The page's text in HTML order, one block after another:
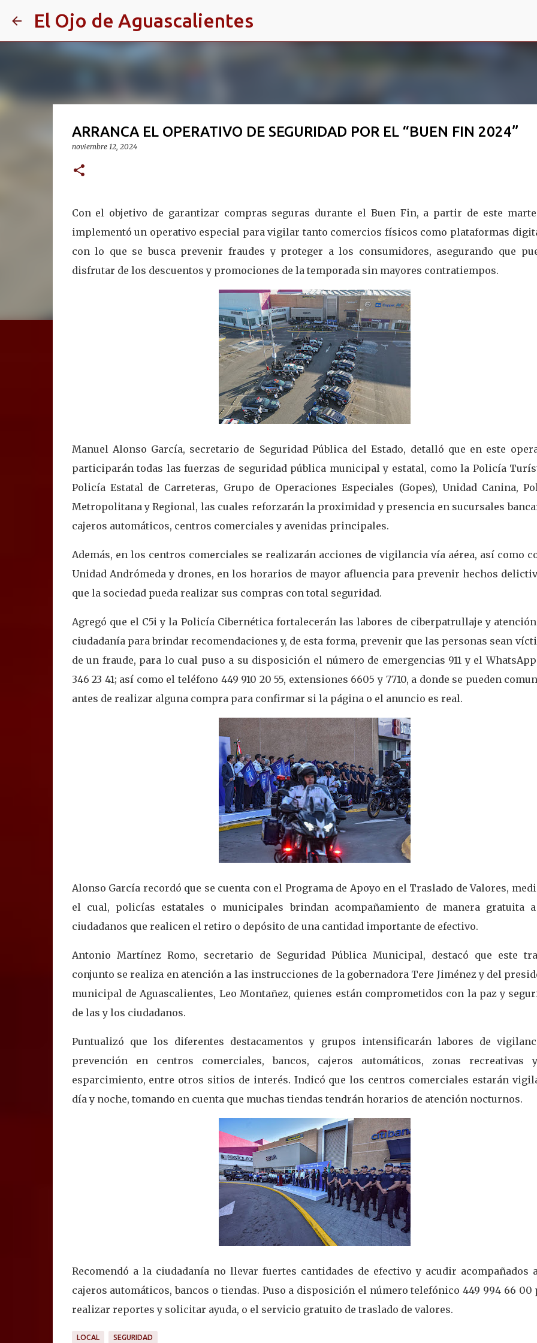
El Ojo de Aguascalientes
ARRANCA EL OPERATIVO DE SEGURIDAD POR EL “BUEN FIN 2024”
noviembre 12, 2024
Con el objetivo de garantizar compras seguras durante el Buen Fin, a partir de este
implementó un operativo especial para vigilar tanto comercios físicos como plataformas
con lo que se busca prevenir fraudes y proteger a los consumidores, asegurando que
disfrutar de los descuentos y promociones de la temporada sin mayores contratiempos.
Manuel Alonso García, secretario de Seguridad Pública del Estado, detalló que en este
participarán todas las fuerzas de seguridad pública municipal y estatal, como la Policía
Policía Estatal de Carreteras, Grupo de Operaciones Especiales (Gopes), Unidad Canina,
Metropolitana y Regional, las cuales reforzarán la proximidad y presencia en sucursales
cajeros automáticos, centros comerciales y avenidas principales.
Además, en los centros comerciales se realizarán acciones de vigilancia vía aérea, así como
Unidad Andrómeda y drones, en los horarios de mayor afluencia para prevenir hechos
que la sociedad pueda realizar sus compras con total seguridad.
Agregó que el C5i y la Policía Cibernética fortalecerán las labores de ciberpatrullaje y
ciudadanía para brindar recomendaciones y, de esta forma, prevenir que las personas sean
de un fraude, para lo cual puso a su disposición el número de emergencias 911 y el
346 23 41; así como el teléfono 449 910 20 55, extensiones 6605 y 7710, a donde se pueden
antes de realizar alguna compra para confirmar si la página o el anuncio es real.
Alonso García recordó que se cuenta con el Programa de Apoyo en el Traslado de Valores,
el cual, policías estatales o municipales brindan acompañamiento de manera gratuita
ciudadanos que realicen el retiro o depósito de una cantidad importante de efectivo.
Antonio Martínez Romo, secretario de Seguridad Pública Municipal, destacó que este
conjunto se realiza en atención a las instrucciones de la gobernadora Tere Jiménez y del
municipal de Aguascalientes, Leo Montañez, quienes están comprometidos con la paz y
de las y los ciudadanos.
Puntualizó que los diferentes destacamentos y grupos intensificarán labores de
prevención en centros comerciales, bancos, cajeros automáticos, zonas recreativas
esparcimiento, entre otros sitios de interés. Indicó que los centros comerciales estarán
día y noche, tomando en cuenta que muchas tiendas tendrán horarios de atención nocturnos.
Recomendó a la ciudadanía no llevar fuertes cantidades de efectivo y acudir acompañados
cajeros automáticos, bancos o tiendas. Puso a disposición el número telefónico 449 994 66 00
realizar reportes y solicitar ayuda, o el servicio gratuito de traslado de valores.
LOCAL SEGURIDAD